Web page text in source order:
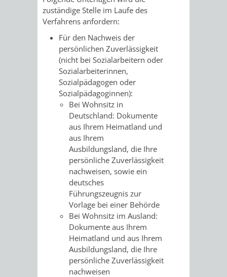
2022
STADTWEGWEISER
ÄMTER
BEHÖRDEN
EINRICHTUNGEN
IN
DER
STADT
FRIEDHÖFE
BESTATTUNGSMÖGLICHKEITEN
HAUPTFRIEDHOF
KIRCHEN
KULTUREINRICHTUNGEN
VERKEHRSINFORMATIONEN
BUSVERKEHR
CARSHARING
PARKEN
RADFAHREN
zuständige Stelle im Laufe des
Verfahrens anfordern:
Für den Nachweis der
persönlichen Zuverlässigkeit
(nicht bei Sozialarbeitern oder
Sozialarbeiterinnen,
Sozialpädagogen oder
Sozialpädagoginnen):
Bei Wohnsitz in
Deutschland: Dokumente
aus Ihrem Heimatland und
aus Ihrem
Ausbildungsland, die Ihre
persönliche Zuverlässigkeit
nachweisen, sowie ein
deutsches
Führungszeugnis zur
Vorlage bei einer Behörde
Bei Wohnsitz im Ausland:
Dokumente aus Ihrem
Heimatland und aus Ihrem
Ausbildungsland, die Ihre
persönliche Zuverlässigkeit
nachweisen